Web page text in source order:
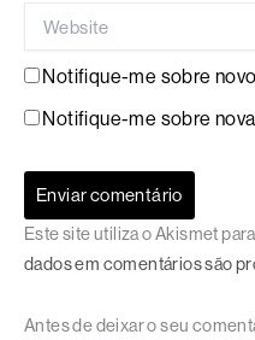
Notifique-me sobre
Notifique-me sobre
Este site utiliza o Akismet
dados em comentários são
Antes de deixar o seu